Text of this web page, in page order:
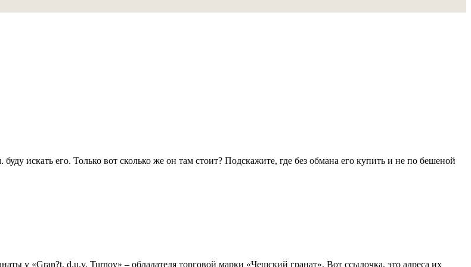
искать его. Только вот сколько же он там стоит? Подскажите, где без обмана его купить и не по бешеной
у «Gran?t, d.u.v. Turnov» – обладателя торговой марки «Чешский гранат». Вот ссылочка, это адреса их